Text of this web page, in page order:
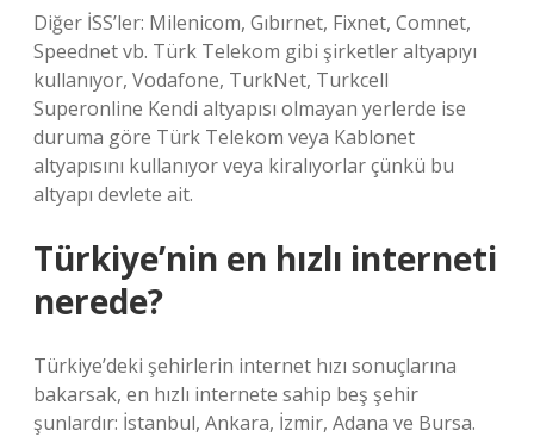
Diğer İSS’ler: Milenicom, Gıbırnet, Fixnet, Comnet,
Speednet vb. Türk Telekom gibi şirketler altyapıyı
kullanıyor, Vodafone, TurkNet, Turkcell
Superonline Kendi altyapısı olmayan yerlerde ise
duruma göre Türk Telekom veya Kablonet
altyapısını kullanıyor veya kiralıyorlar çünkü bu
altyapı devlete ait.
Türkiye’nin en hızlı interneti
nerede?
Türkiye’deki şehirlerin internet hızı sonuçlarına
bakarsak, en hızlı internete sahip beş şehir
şunlardır: İstanbul, Ankara, İzmir, Adana ve Bursa.